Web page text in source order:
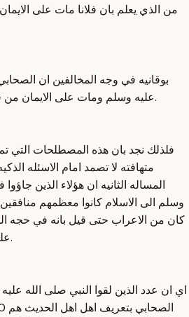
من الذي يعلم بان فلانا مات على
بوقانيه في وجه المخالفين ان
عليه وسلم ومات على الايمان من قال لك انه مات على الايمان.
فلذلك نجد بان هذه المصطلحات التي
متهافته لا تصمد امام الاسئله
المساله الثانيه ان هؤلاء الذين
وسلم الى الاسلام كانوا معظمهم
كان من الاعراب حتى قيل بانه في حجه
عليه وسلم 120 وقيل 140 الفا.
اي ان عدد الذين لقوا النبي صلى الله